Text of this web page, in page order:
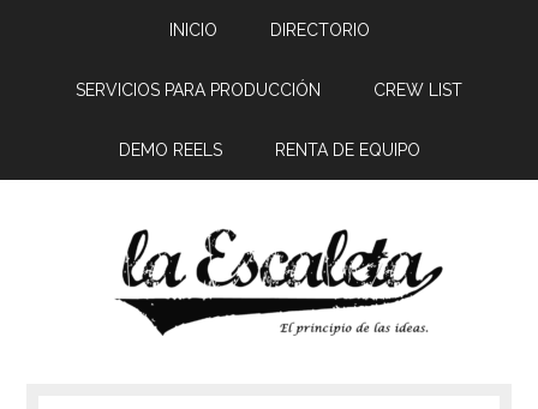
INICIO DIRECTORIO
SERVICIOS PARA PRODUCCIÓN CREW LIST
DEMO REELS RENTA DE EQUIPO